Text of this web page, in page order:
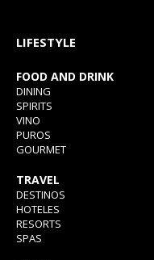
LIFESTYLE
FOOD AND DRINK
DINING
SPIRITS
VINO
PUROS
GOURMET
TRAVEL
DESTINOS
HOTELES
RESORTS
SPAS